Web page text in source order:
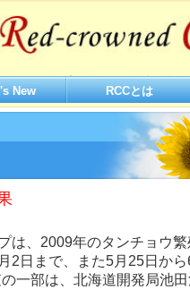
New RCCとは
は、2009年のタンチョウ
2日まで、また5月25日か
一部は、北海道開発局池